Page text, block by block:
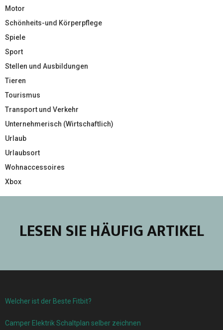
Motor
Schönheits-und Körperpflege
Spiele
Sport
Stellen und Ausbildungen
Tieren
Tourismus
Transport und Verkehr
Unternehmerisch (Wirtschaftlich)
Urlaub
Urlaubsort
Wohnaccessoires
Xbox
LESEN SIE HÄUFIG ARTIKEL
Welcher ist der Beste Fitbit?
Camper Elektrik Schaltplan selber zeichnen